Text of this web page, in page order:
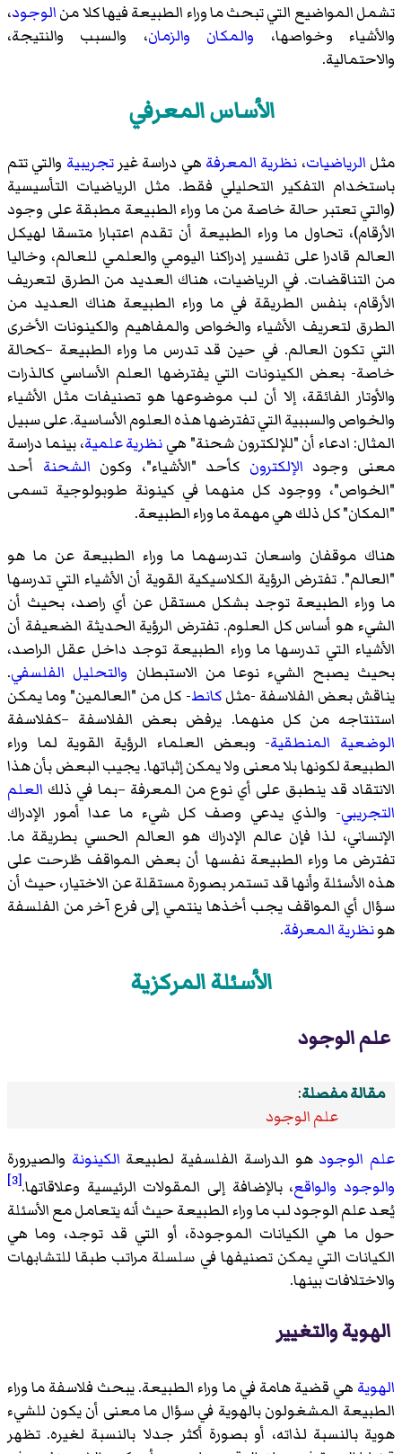
تشمل المواضيع التي تبحث ما وراء الطبيعة فيها كلا منالوجود،
والأشياء وخواصها، والمكان والزمان، والسبب والنتيجة،
والاحتمالية.
الأساس المعرفي
مثل الرياضيات، نظرية المعرفة هي دراسة غيرتجريبية والتي تتم
باستخدام التفكير التحليلي فقط. مثل الرياضيات التأسيسية
(والتي تعتبر حالة خاصة من ما وراء الطبيعة مطبقة على وجود
الأرقام)، تحاول ما وراء الطبيعة أن تقدم اعتبارا متسقا لهيكل
العالم قادرا على تفسير إدراكنا اليومي والعلمي للعالم، وخاليا
من التناقضات. في الرياضيات، هناك العديد من الطرق لتعريف
الأرقام، بنفس الطريقة في ما وراء الطبيعة هناك العديد من
الطرق لتعريف الأشياء والخواص والمفاهيم والكينونات الأخرى
التي تكون العالم. في حين قد تدرس ما وراء الطبيعة –كحالة
خاصة- بعض الكينونات التي يفترضها العلم الأساسي كالذرات
والأوتار الفائقة، إلا أن لب موضوعها هو تصنيفات مثل الأشياء
والخواص والسببية التي تفترضها هذه العلوم الأساسية. على سبيل
المثال: ادعاء أن "للإلكترون شحنة" هينظرية علمية، بينما دراسة
معنى وجود الإلكترون كأحد "الأشياء"، وكون الشحنة أحد
"الخواص"، ووجود كل منهما في كينونة طوبولوجية تسمى
"المكان" كل ذلك هي مهمة ما وراء الطبيعة.
هناك موقفان واسعان تدرسهما ما وراء الطبيعة عن ما هو
"العالم". تفترض الرؤية الكلاسيكية القوية أن الأشياء التي تدرسها
ما وراء الطبيعة توجد بشكل مستقل عن أي راصد، بحيث أن
الشيء هو أساس كل العلوم. تفترض الرؤية الحديثة الضعيفة أن
الأشياء التي تدرسها ما وراء الطبيعة توجد داخل عقل الراصد،
بحيث يصبح الشيء نوعا من الاستبطان والتحليل الفلسفي.
يناقش بعض الفلاسفة -مثلكانط- كل من "العالمين" وما يمكن
استنتاجه من كل منهما. يرفض بعض الفلاسفة –كفلاسفة
الوضعية المنطقية- وبعض العلماء الرؤية القوية لما وراء
الطبيعة لكونها بلا معنى ولا يمكن إثباتها. يجيب البعض بأن هذا
الانتقاد قد ينطبق على أي نوع من المعرفة –بما في ذلك العلم
التجريبي- والذي يدعي وصف كل شيء ما عدا أمور الإدراك
الإنساني، لذا فإن عالم الإدراك هو العالم الحسي بطريقة ما.
تفترض ما وراء الطبيعة نفسها أن بعض المواقف طُرحت على
هذه الأسئلة وأنها قد تستمر بصورة مستقلة عن الاختيار، حيث أن
سؤال أي المواقف يجب أخذها ينتمي إلى فرع آخر من الفلسفة
هونظرية المعرفة.
الأسئلة المركزية
علم الوجود
مقالة مفصلة:
علم الوجود
علم الوجودهو الدراسة الفلسفية لطبيعة الكينونة والصيرورة
والوجود والواقع، بالإضافة إلى المقولات الرئيسية وعلاقاتها.[3]
يُعد علم الوجود لب ما وراء الطبيعة حيث أنه يتعامل مع الأسئلة
حول ما هي الكيانات الموجودة، أو التي قد توجد، وما هي
الكيانات التي يمكن تصنيفها في سلسلة مراتب طبقا للتشابهات
والاختلافات بينها.
الهوية والتغيير
الهوية هي قضية هامة في ما وراء الطبيعة. يبحث فلاسفة ما وراء
الطبيعة المشغولون بالهوية في سؤال ما معنى أن يكون للشيء
هوية بالنسبة لذاته، أو بصورة أكثر جدلا بالنسبة لغيره. تظهر